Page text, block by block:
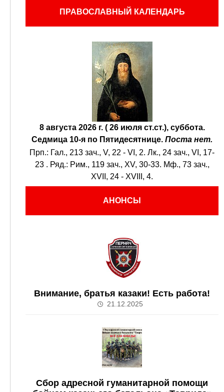
ПРАВОСЛАВНЫЙ КАЛЕНДАРЬ
8 августа 2026 г. ( 26 июля ст.ст.), суббота.
Седмица 10-я по Пятидесятнице. Поста нет.
Прп.: Гал., 213 зач., V, 22 - VI, 2. Лк., 24 зач., VI, 17-
23 . Ряд.: Рим., 119 зач., XV, 30-33. Мф., 73 зач.,
XVII, 24 - XVIII, 4.
АНОНСЫ
Внимание, братья казаки! Есть работа!
21.12.2025
Сбор адресной гуманитарной помощи